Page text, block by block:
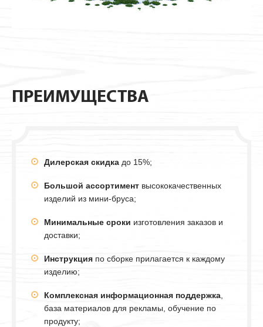
ПРЕИМУЩЕСТВА
Дилерская скидка до 15%;
Большой ассортимент высококачественных
изделий из мини-бруса;
Минимальные сроки изготовления заказов и
доставки;
Инструкция по сборке прилагается к каждому
изделию;
Комплексная информационная поддержка
база материалов для рекламы, обучение по
продукту;